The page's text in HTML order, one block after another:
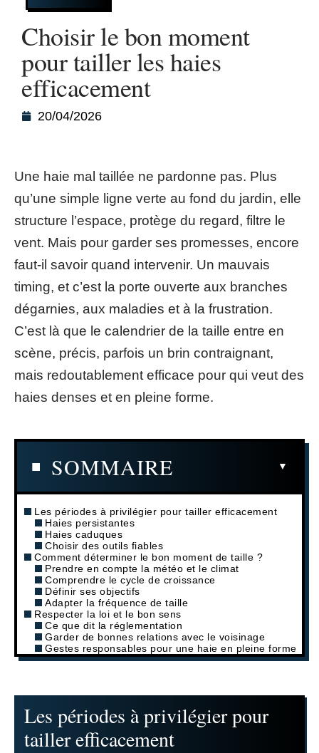
Choisir le bon moment
pour tailler les haies
efficacement
20/04/2026
Une haie mal taillée ne pardonne pas. Plus
qu’une simple ligne verte au fond du jardin, elle
structure l’espace, protège du regard, filtre le
vent. Mais pour garder ses promesses, encore
faut-il savoir quand intervenir. Un mauvais
timing, et c’est la porte ouverte aux branches
dégarnies, aux maladies et à la frustration.
C’est là que le calendrier de la taille entre en
scène, précis, parfois un brin contraignant,
mais redoutablement efficace pour qui veut des
haies denses et en pleine forme.
SOMMAIRE
Les périodes à privilégier pour tailler efficacement
Haies persistantes
Haies caduques
Choisir des outils fiables
Comment déterminer le bon moment de taille ?
Prendre en compte la météo et le climat
Comprendre le cycle de croissance
Définir ses objectifs
Adapter la fréquence de taille
Respecter la loi et le bon sens
Ce que dit la réglementation
Garder de bonnes relations avec le voisinage
Gestes responsables pour une haie en pleine forme
Les périodes à privilégier pour
tailler efficacement